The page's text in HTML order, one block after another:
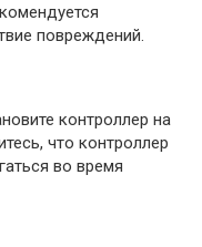
повреждений.
контроллер на
что контроллер
во время